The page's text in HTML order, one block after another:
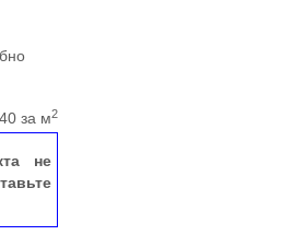
за м2
не